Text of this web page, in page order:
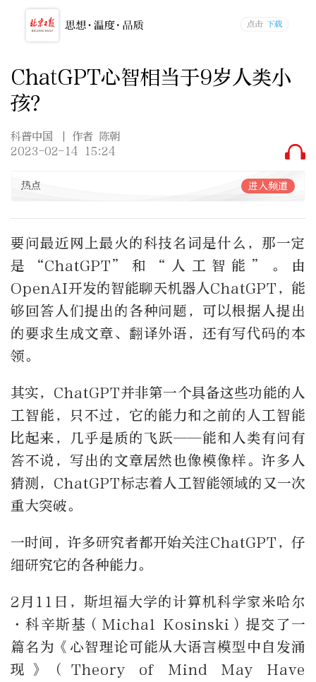
ChatGPT心智相当于9岁人类小
孩？
科普中国
| 作者 陈朝
2023-02-14 15:24
热点 进入频道
要问最近网上最火的科技名词是什么，那一定
是“ChatGPT”和“人工智能”。由
OpenAI开发的智能聊天机器人ChatGPT，能
够回答人们提出的各种问题，可以根据人提出
的要求生成文章、翻译外语，还有写代码的本
领。
其实，ChatGPT并非第一个具备这些功能的人
工智能，只不过，它的能力和之前的人工智能
比起来，几乎是质的飞跃——能和人类有问有
答不说，写出的文章居然也像模像样。许多人
猜测，ChatGPT标志着人工智能领域的又一次
重大突破。
一时间，许多研究者都开始关注ChatGPT，仔
细研究它的各种能力。
2月11日，斯坦福大学的计算机科学家米哈尔
·科辛斯基（Michal Kosinski）提交了一
篇名为《心智理论可能从大语言模型中自发涌
现》（Theory of Mind May Have